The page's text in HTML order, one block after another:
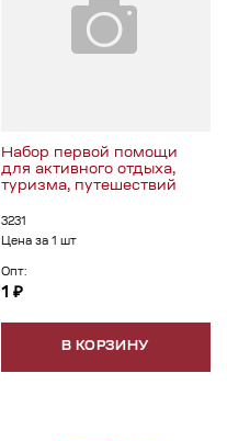
Набор первой помощи
для активного отдыха,
туризма, путешествий
3231
Цена за 1 шт
Опт:
1 ₽
В КОРЗИНУ